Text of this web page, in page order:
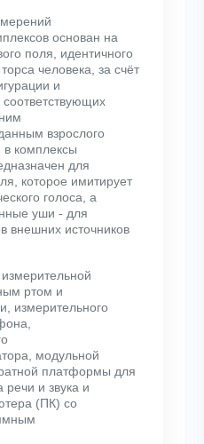
основан на
поля, идентичного
человека, за счёт
и
взрослого
в комплексы
для
которое имитирует
голоса, а
уши - для
внешних источников
ртом и
измерительного
модульной
платформы для
речи и звука и
(ПК) со